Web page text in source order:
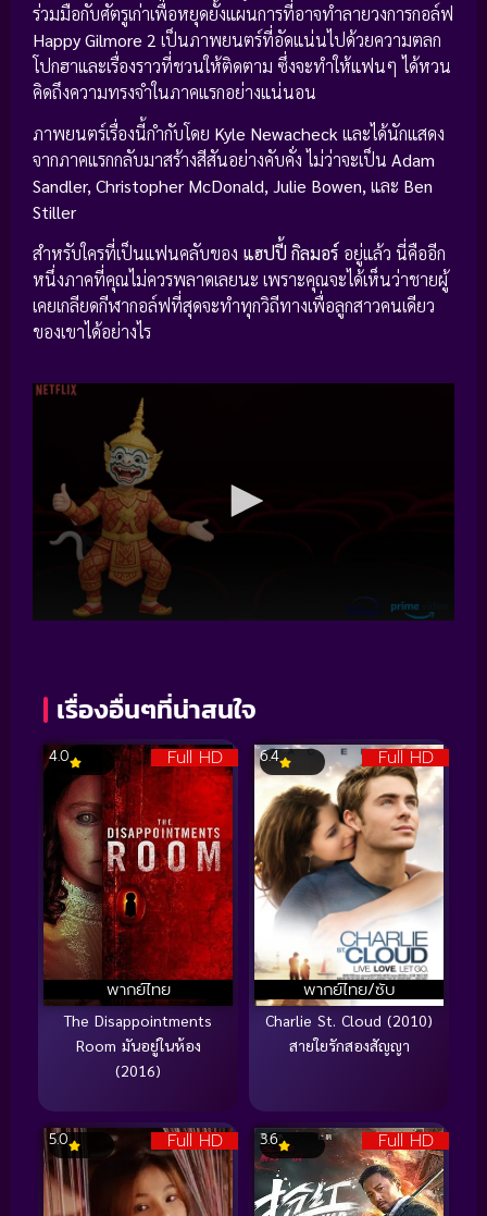
ร่วมมือกับศัตรูเก่าเพื่อหยุดยั้งแผนการที่อาจทำลายวงการกอล์ฟ
Happy Gilmore 2 เป็นภาพยนตร์ที่อัดแน่นไปด้วยความตลก
โปกฮาและเรื่องราวที่ชวนให้ติดตาม ซึ่งจะทำให้แฟนๆ ได้หวน
คิดถึงความทรงจำในภาคแรกอย่างแน่นอน
ภาพยนตร์เรื่องนี้กำกับโดย Kyle Newacheck และได้นักแสดง
จากภาคแรกกลับมาสร้างสีสันอย่างคับคั่ง ไม่ว่าจะเป็น Adam
Sandler, Christopher McDonald, Julie Bowen, และ Ben
Stiller
สำหรับใครที่เป็นแฟนคลับของ แฮปปี้ กิลมอร์ อยู่แล้ว นี่คืออีก
หนึ่งภาคที่คุณไม่ควรพลาดเลยนะ เพราะคุณจะได้เห็นว่าชายผู้
เคยเกลียดกีฬากอล์ฟที่สุดจะทำทุกวิถีทางเพื่อลูกสาวคนเดียว
ของเขาได้อย่างไร
เรื่องอื่นๆที่น่าสนใจ
Full HD
พากย์ไทย
4.0
The Disappointments
Room มันอยู่ในห้อง
(2016)
Full HD
พากย์ไทย/ซับ
6.4
Charlie St. Cloud (2010)
สายใยรักสองสัญญา
Full HD
5.0 Full HD
3.6